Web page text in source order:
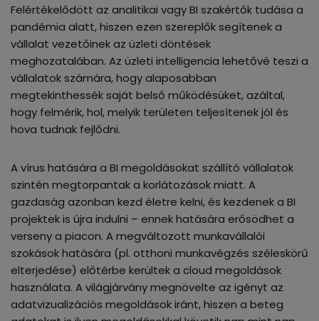
Felértékelődött az analitikai vagy BI szakértők tudása a
pandémia alatt, hiszen ezen szereplők segítenek a
vállalat vezetőinek az üzleti döntések
meghozatalában. Az üzleti intelligencia lehetővé teszi a
vállalatok számára, hogy alaposabban
megtekinthessék saját belső működésüket, azáltal,
hogy felmérik, hol, melyik területen teljesítenek jól és
hova tudnak fejlődni.
A vírus hatására a BI megoldásokat szállító vállalatok
szintén megtorpantak a korlátozások miatt. A
gazdaság azonban kezd életre kelni, és kezdenek a BI
projektek is újra indulni – ennek hatására erősödhet a
verseny a piacon. A megváltozott munkavállalói
szokások hatására (pl. otthoni munkavégzés széleskörű
elterjedése) előtérbe kerültek a cloud megoldások
használata. A világjárvány megnövelte az igényt az
adatvizualizációs megoldások iránt, hiszen a beteg